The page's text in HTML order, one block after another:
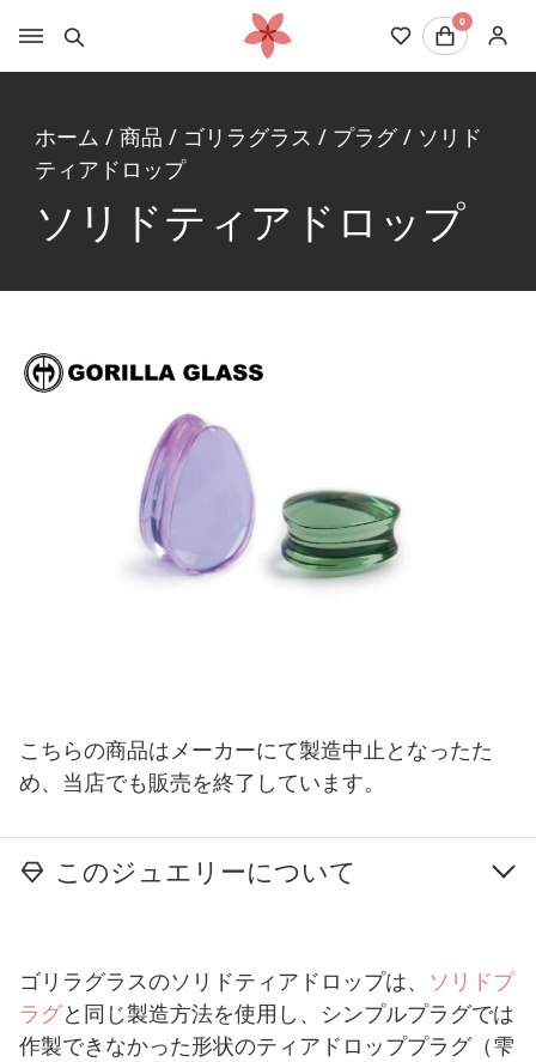
0
ホーム / 商品 / ゴリラグラス / プラグ/ ソリド
ティアドロップ
ソリドティアドロップ
こちらの商品はメーカーにて製造中止となったた
め、当店でも販売を終了しています。
このジュエリーについて
ゴリラグラスのソリドティアドロップは、 ソリドプ
ラグと同じ製造方法を使用し、シンプルプラグでは
作製できなかった形状のティアドロッププラグ（雫